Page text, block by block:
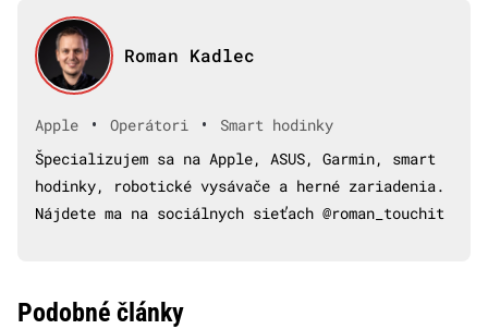
Roman Kadlec
Apple • Operátori •
Smart hodinky
Špecializujem sa na Apple, ASUS, Garmin, smart
hodinky, robotické vysávače a herné zariadenia.
Nájdete ma na sociálnych sieťach @roman_touchit
Podobné články